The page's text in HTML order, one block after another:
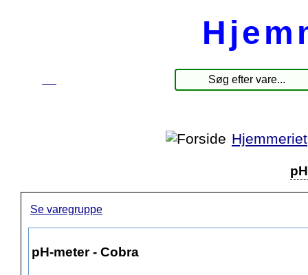
Hjemmeriet
Se varegruppe
pH-meter - Cobra